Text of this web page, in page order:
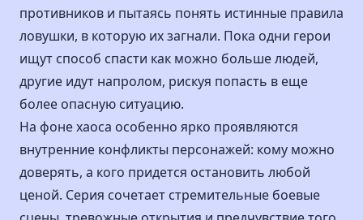
противников и пытаясь понять истинные правила
ловушки, в которую их загнали. Пока одни герои
ищут способ спасти как можно больше людей,
другие идут напролом, рискуя попасть в еще
более опасную ситуацию.
На фоне хаоса особенно ярко проявляются
внутренние конфликты персонажей: кому можно
доверять, а кого придется остановить любой
ценой. Серия сочетает стремительные боевые